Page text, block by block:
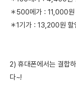
＊500메가 : 11,000원
＊1기가 : 13,200원 할
2) 휴대폰에서는 결합
다~!